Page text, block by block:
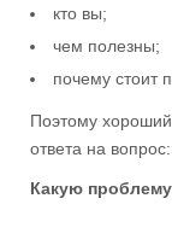
кто вы;
чем полезны;
почему стоит
Поэтому
ответа на вопрос:
Какую